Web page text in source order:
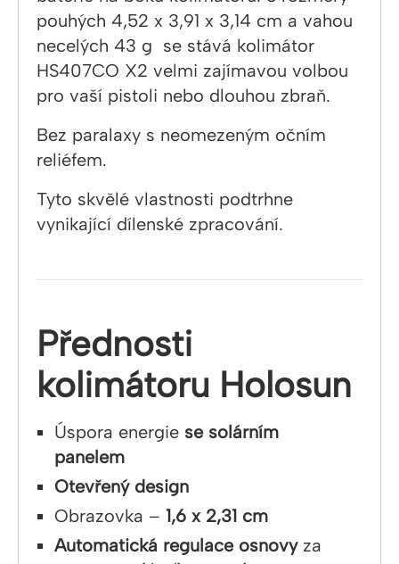
pouhých 4,52 x 3,91 x 3,14 cm a vahou
necelých 43 g se stává kolimátor
HS407CO X2 velmi zajímavou volbou
pro vaší pistoli nebo dlouhou zbraň.
Bez paralaxy s neomezeným očním
reliéfem.
Tyto skvělé vlastnosti podtrhne
vynikající dílenské zpracování.
Přednosti
kolimátoru Holosun
Úspora energie se solárním
panelem
Otevřený design
Obrazovka – 1,6 x 2,31 cm
Automatická regulace osnovyza